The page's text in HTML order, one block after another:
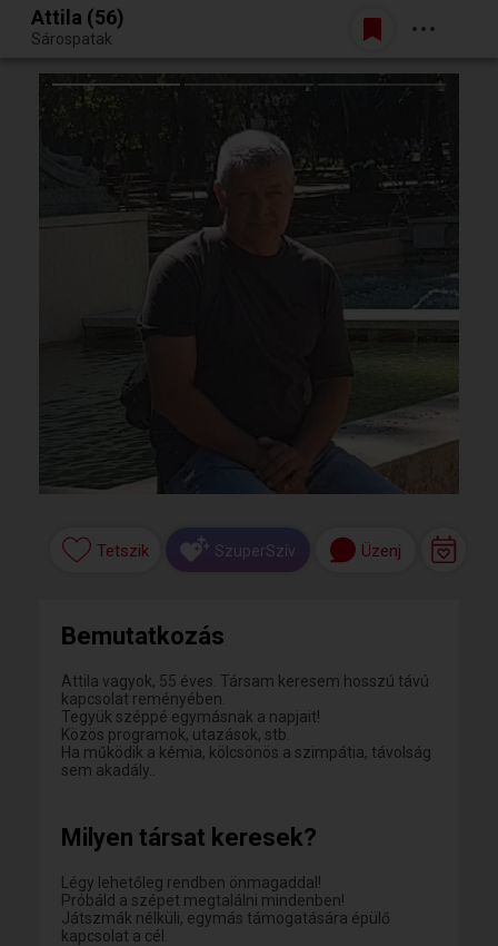
Egy jó randiból bármi lehet.
Belépés
Attila (56)
Sárospatak
Tetszik SzuperSzív Üzenj
Bemutatkozás
Attila vagyok, 55 éves. Társam keresem hosszú távú
kapcsolat reményében.
Tegyük széppé egymásnak a napjait!
Közös programok, utazások, stb.
Ha működik a kémia, kölcsönös a szimpátia, távolság
sem akadály..
Milyen társat keresek?
Légy lehetőleg rendben önmagaddal!
Próbáld a szépet megtalálni mindenben!
Játszmák nélküli, egymás támogatására épülő
kapcsolat a cél.